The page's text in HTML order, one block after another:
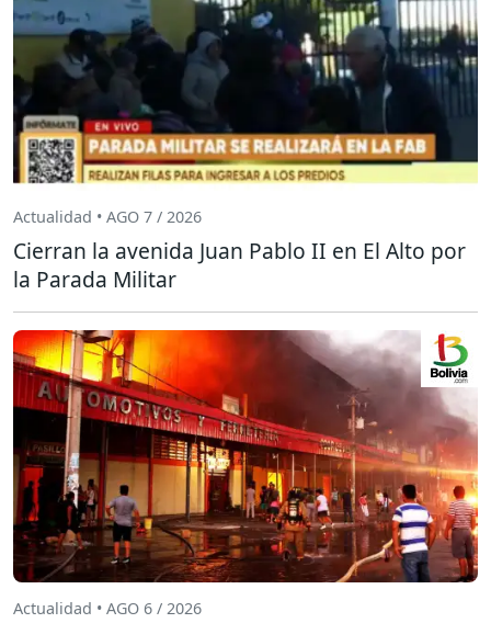
Actualidad • AGO 7 / 2026
Cierran la avenida Juan Pablo II en El Alto por
la Parada Militar
Actualidad • AGO 6 / 2026